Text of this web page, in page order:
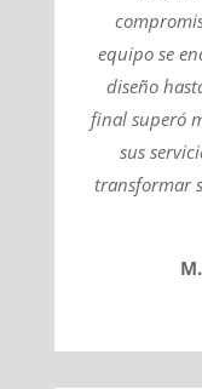
equipo se
diseño
final superó
sus
transformar